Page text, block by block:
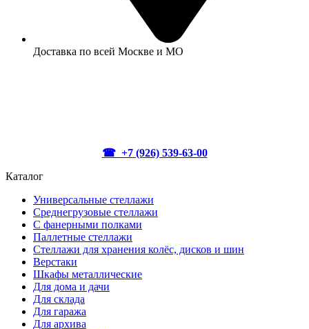
Доставка по всей Москве и МО
☎ +7 (926) 539-63-00
Каталог
Универсальные стеллажи
Среднегрузовые стеллажи
С фанерными полками
Паллетные стеллажи
Стеллажи для хранения колёс, дисков и шин
Верстаки
Шкафы металлические
Для дома и дачи
Для склада
Для гаража
Для архива